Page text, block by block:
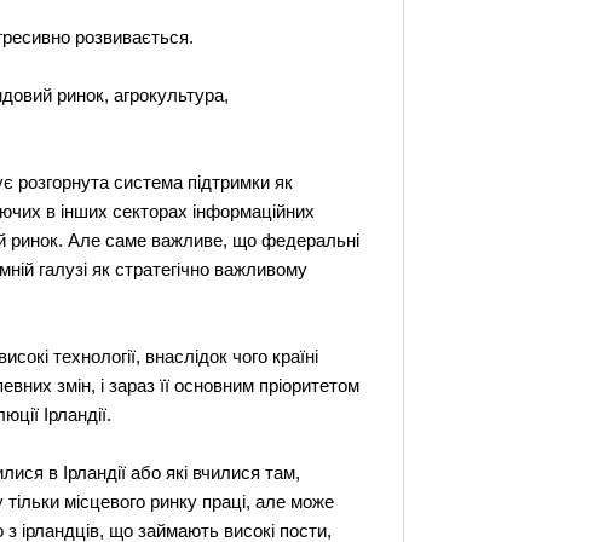
розвивається.
ринок, агрокультура,
розгорнута система підтримки як
в інших секторах інформаційних
ринок. Але саме важливе, що федеральні
галузі як стратегічно важливому
технології, внаслідок чого країні
змін, і зараз її основним пріоритетом
Ірландії.
в Ірландії або які вчилися там,
місцевого ринку праці, але може
з ірландців, що займають високі пости,